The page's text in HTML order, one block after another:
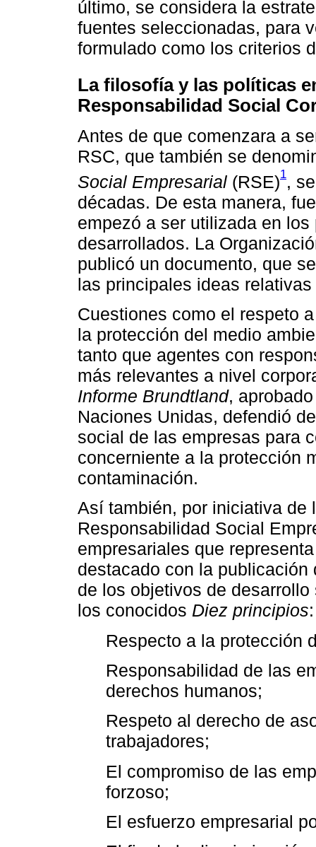
último, se considera la
fuentes seleccionadas, para
formulado como los criterios
La filosofía y las políticas
Responsabilidad Social
Antes de que comenzara a
RSC, que también se
Social Empresarial (RSE)1,
décadas. De esta manera,
empezó a ser utilizada en
desarrollados. La
publicó un documento, que
las principales ideas
Cuestiones como el respeto
la protección del medio
tanto que agentes con
más relevantes a nivel
Informe Brundtland,
Naciones Unidas, defendió
social de las empresas para
concerniente a la protección
contaminación.
Así también, por iniciativa de
Responsabilidad Social
empresariales que
destacado con la
de los objetivos de
los conocidos Diez principios:
Respecto a la protección
Responsabilidad de las
derechos humanos;
Respeto al derecho de
trabajadores;
El compromiso de las
forzoso;
El esfuerzo empresarial